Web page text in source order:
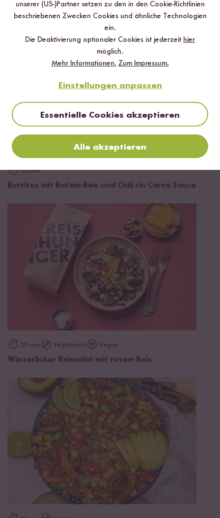
Mehr Rezepte mit Roter Bio Reis
30 min
Burritos mit Rotem Reis und Chili sin Carne Sauce
30 min Vegetarisch Vegan
Winterlicher Reissalat mit rotem Reis
unserer (US-)Partner setzen zu den in den Cookie-Richtlinien
beschriebenen Zwecken Cookies und ähnliche Technologien
ein.
Die Deaktivierung optionaler Cookies ist jederzeit hier
möglich.
Mehr Informationen. Zum Impressum.
Einstellungen anpassen
Essentielle Cookies akzeptieren
Alle akzeptieren